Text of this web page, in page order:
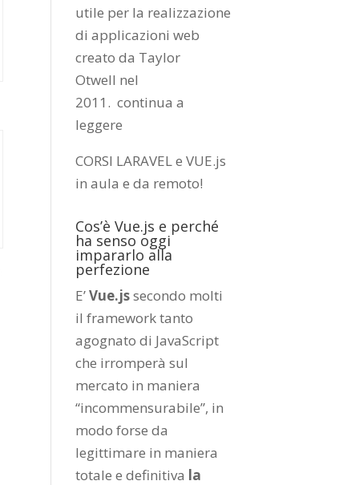
utile per la realizzazione
di applicazioni web
creato da Taylor
Otwell nel
2011.continua a
leggere
CORSI LARAVEL e VUE.js
in aula e da remoto!
Cos’è Vue.js e perché
ha senso oggi
impararlo alla
perfezione
E’Vue.jssecondo molti
il framework tanto
agognato di JavaScript
che irromperà sul
mercato in maniera
“incommensurabile”, in
modo forse da
legittimare in maniera
totale e definitiva la